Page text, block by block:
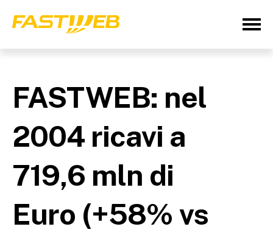
FASTWEB: nel
2004 ricavi a
719,6 mln di
Euro (+58% vs